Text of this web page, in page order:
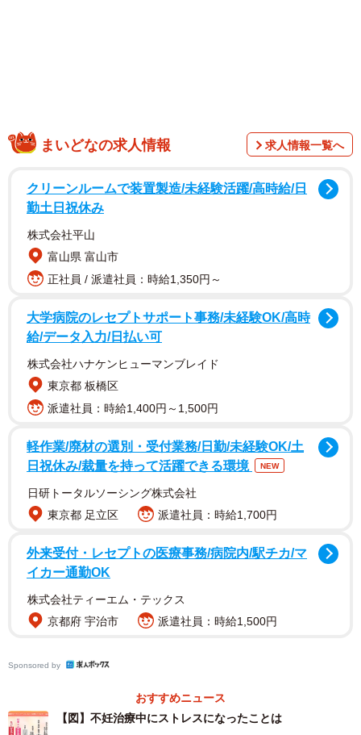
調査は2020年10月9日から10月13日にかけて、インターネ
ット経由で行われました。
2/5
（提供画像）
「不妊治療（検査を含む）にかかった総額を教えてくださ
い」という質問には、「50万円未満」が最も多く46.1％で
した。次いで「50万円～100万円未満」22.8％、「100万円
～200万円未満」17.7％、200万円～300万円未満」7.8％、
「300万円以上）5.6％と続きました。
「不妊治療を始めてから妊娠するまでどのくらいの期間が
満」25.2％、「1年以上～2年未満」23.2％、「3ヶ月以上～
6ヶ月未満」18.8％…となっていました。
まいどなの求人情報 求人情報一覧へ
クリーンルームで装置製造/未経験活躍/高時給/日
勤土日祝休み
株式会社平山
富山県 富山市
正社員 / 派遣社員：時給1,350円～
大学病院のレセプトサポート事務/未経験OK/高時
給/データ入力/日払い可
株式会社ハナケンヒューマンブレイド
東京都 板橋区
派遣社員：時給1,400円～1,500円
軽作業/廃材の選別・受付業務/日勤/未経験OK/土
日祝休み/裁量を持って活躍できる環境
NEW
日研トータルソーシング株式会社
東京都 足立区
派遣社員：時給1,700円
外来受付・レセプトの医療事務/病院内/駅チカ/マ
イカー通勤OK
株式会社ティーエム・テックス
京都府 宇治市
派遣社員：時給1,500円
Sponsored by
おすすめニュース
【図】不妊治療中にストレスになったことは